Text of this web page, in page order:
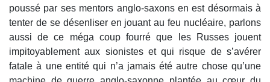
poussé par ses mentors anglo-saxons en est désormais à
tenter de se désenliser en jouant au feu nucléaire, parlons
aussi de ce méga coup fourré que les Russes jouent
impitoyablement aux sionistes et qui risque de s’avérer
fatale à une entité qui n’a jamais été autre chose qu’une